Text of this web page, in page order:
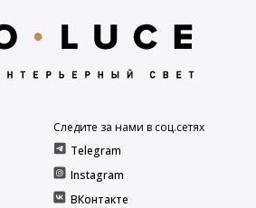
Следите за нами в соц.сетях
Telegram
Instagram
ВКонтакте